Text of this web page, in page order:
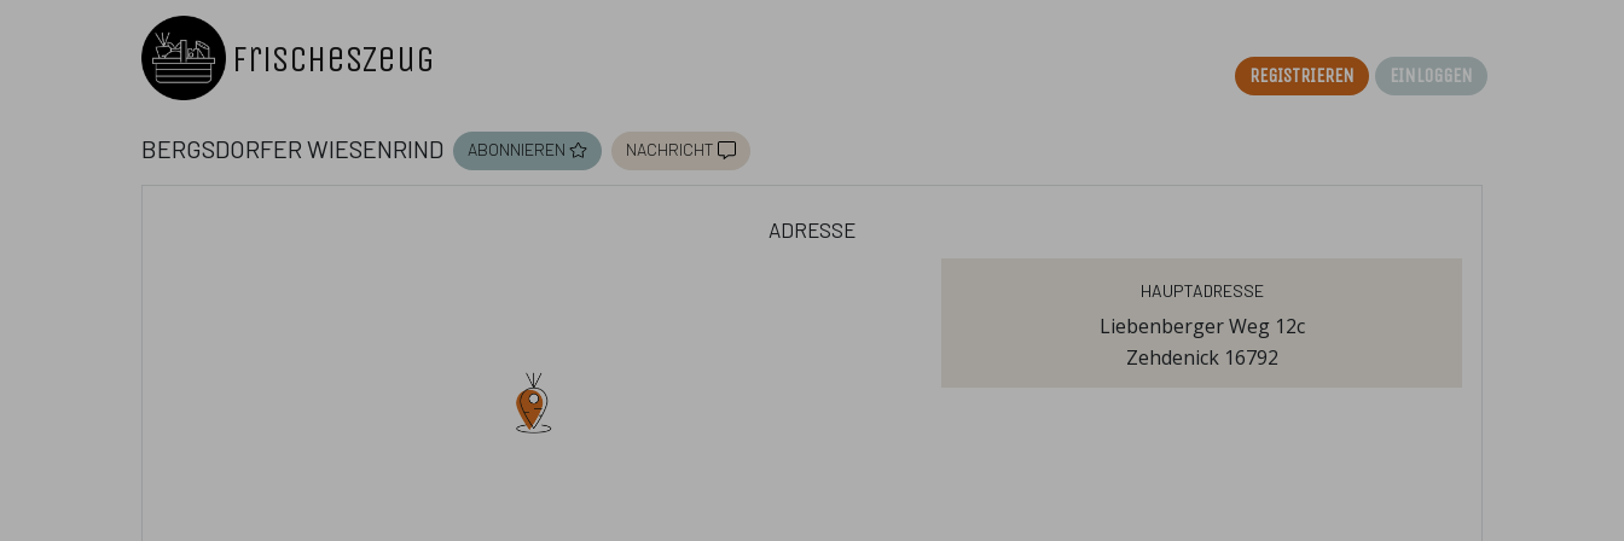
FrischesZeug Registrieren Einloggen
Bergsdorfer Wiesenrind abonnieren nachricht
adresse
Hauptadresse
Liebenberger Weg 12c
Zehdenick 16792